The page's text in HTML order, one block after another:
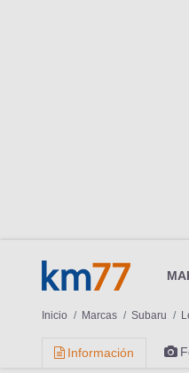
Inicio Marcas Subaru
Información